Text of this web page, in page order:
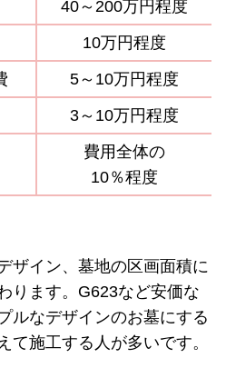
40～200万円程度
10万円程度
5～10万円程度
3～10万円程度
費用全体の
10％程度
ザイン、墓地の区画面積に
ります。G623など安価な
ルなデザインのお墓にする
て施工する人が多いです。